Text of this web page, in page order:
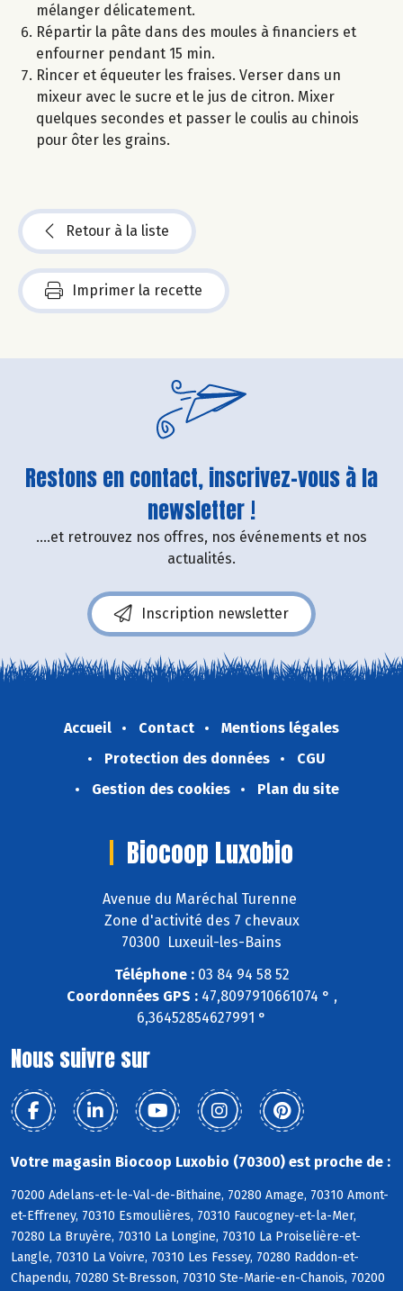
mélanger délicatement.
Répartir la pâte dans des moules à financiers et
enfourner pendant 15 min.
Rincer et équeuter les fraises. Verser dans un
mixeur avec le sucre et le jus de citron. Mixer
quelques secondes et passer le coulis au chinois
pour ôter les grains.
Retour à la liste
Imprimer la recette
Restons en contact, inscrivez-vous à la
newsletter !
....et retrouvez nos offres, nos événements et nos
actualités.
Inscription newsletter
Accueil Contact
Mentions légales
Protection des données
CGU
Gestion des cookies
Plan du site
Biocoop Luxobio
Avenue du Maréchal Turenne
Zone d'activité des 7 chevaux
70300 Luxeuil-les-Bains
Téléphone :03 84 94 58 52
Coordonnées GPS :47,8097910661074 ° ,
6,36452854627991 °
Nous suivre sur
Votre magasin Biocoop Luxobio (70300) est proche de :
70200 Adelans-et-le-Val-de-Bithaine, 70280 Amage, 70310 Amont-
et-Effreney, 70310 Esmoulières, 70310 Faucogney-et-la-Mer,
70280 La Bruyère, 70310 La Longine, 70310 La Proiselière-et-
Langle, 70310 La Voivre, 70310 Les Fessey, 70280 Raddon-et-
Chapendu, 70280 St-Bresson, 70310 Ste-Marie-en-Chanois, 70200